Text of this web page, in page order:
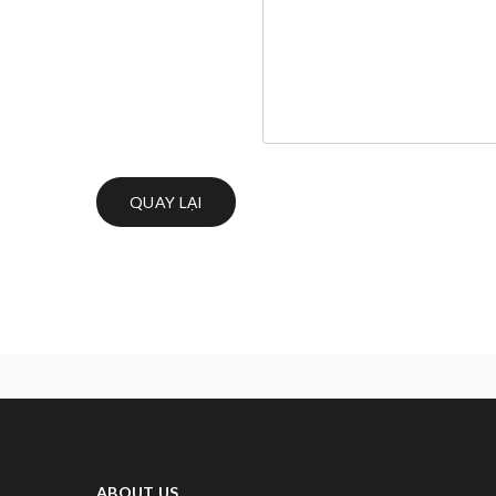
QUAY LẠI
ABOUT US